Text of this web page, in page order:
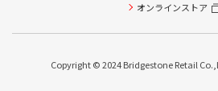
オンラインストア
Copyright © 2024 Bridgestone Retail
ピット作業の予約
本日のタイヤ履き替え順番待ち予